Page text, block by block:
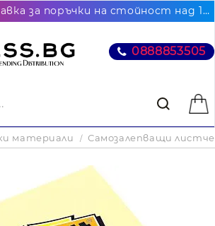
Безплатна доставка за поръчки на стойност над 102.26€ / 200лв. до най-близкия до Вас офис на Еконт
0888853505
материали Самозалепващи